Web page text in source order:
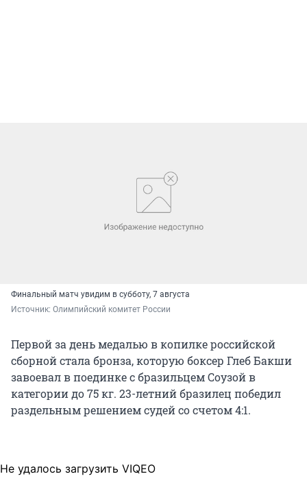
Финальный матч увидим в субботу, 7 августа
Источник: Олимпийский комитет России
Первой за день медалью в копилке российской
сборной стала бронза, которую боксер Глеб Бакши
завоевал в поединке с бразильцем Соузой в
категории до 75 кг. 23-летний бразилец победил
раздельным решением судей со счетом 4:1.
Не удалось загрузить VIQEO